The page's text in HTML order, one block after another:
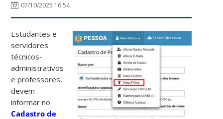
07/10/2025 16:54
Estudantes e
servidores
técnicos-
administrativos
e professores,
devem
informar no
Cadastro de